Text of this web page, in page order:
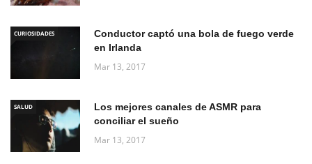
CURIOSIDADES
Conductor captó una bola de fuego verde
en Irlanda
Mar 13, 2017
SALUD
Los mejores canales de ASMR para
conciliar el sueño
Mar 13, 2017